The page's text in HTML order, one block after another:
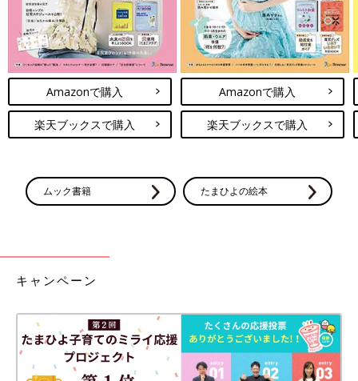
Amazonで購入
楽天ブックスで購入
Amazonで購入
楽天ブックスで購入
ムック書籍 たまひよの絵本
キャンペーン